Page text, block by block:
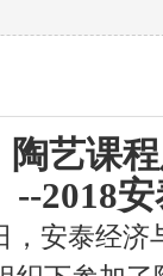
陶艺课
--2018
，安泰经